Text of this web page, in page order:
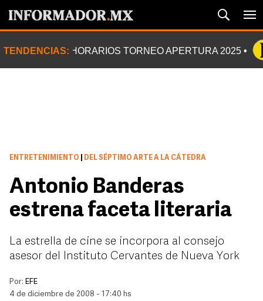
TENDENCIAS: HORARIOS TORNEO APERTURA 2025
ENTRETENIMIENTO DEL SÉPTIMO ARTE A LA CÁTEDRA
Antonio Banderas
estrena faceta literaria
La estrella de cine se incorpora al consejo
asesor del Instituto Cervantes de Nueva York
Por: EFE
4 de diciembre de 2008 - 17:40 hs